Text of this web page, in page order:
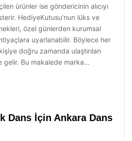
ürünler ise göndericinin alıcıyı
HediyeKutusu’nun lüks ve
özel günlerden kurumsal
uyarlanabilir. Böylece her
doğru zamanda ulaştırılan
gelir. Bu makalede marka…
Dans İçin Ankara Dans